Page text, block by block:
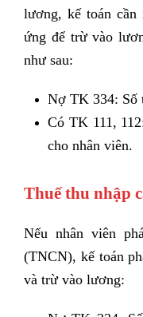
lương, kế toán
ứng để trừ vào
như sau:
Nợ TK 334: Số
Có TK 111,
cho nhân viên.
Thuế thu nhập
Nếu nhân viên
(TNCN), kế toán
và trừ vào lương: